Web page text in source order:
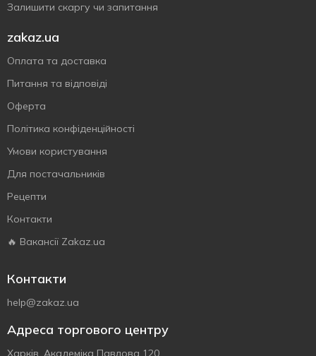
Залишити скаргу чи запитання
zakaz.ua
Оплата та доставка
Питання та відповіді
Оферта
Політика конфіденційності
Умови користування
Для постачальників
Рецепти
Контакти
🔥 Вакансії Zakaz.ua
Контакти
help@zakaz.ua
Адреса торгового центру
Харків, Академіка Павлова 120